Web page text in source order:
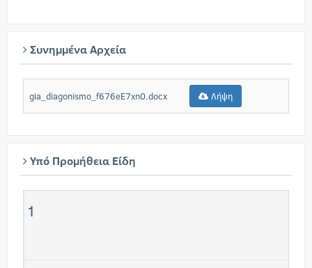
Συνημμένα Αρχεία
gia_diagonismo_f676eE7xn0.docx Λήψη
Υπό Προμήθεια Είδη
1